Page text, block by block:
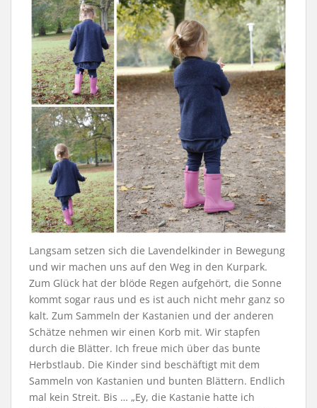
Langsam setzen sich die Lavendelkinder in Bewegung
und wir machen uns auf den Weg in den Kurpark.
Zum Glück hat der blöde Regen aufgehört, die Sonne
kommt sogar raus und es ist auch nicht mehr ganz so
kalt. Zum Sammeln der Kastanien und der anderen
Schätze nehmen wir einen Korb mit. Wir stapfen
durch die Blätter. Ich freue mich über das bunte
Herbstlaub. Die Kinder sind beschäftigt mit dem
Sammeln von Kastanien und bunten Blättern. Endlich
mal kein Streit. Bis … „Ey, die Kastanie hatte ich